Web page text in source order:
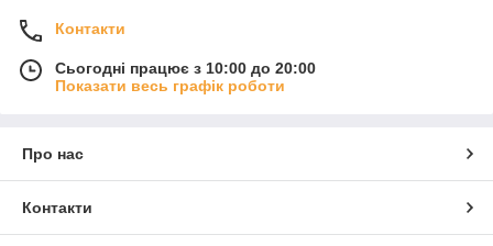
Контакти
Сьогодні працює з 10:00 до 20:00
Показати весь графік роботи
Про нас
Контакти